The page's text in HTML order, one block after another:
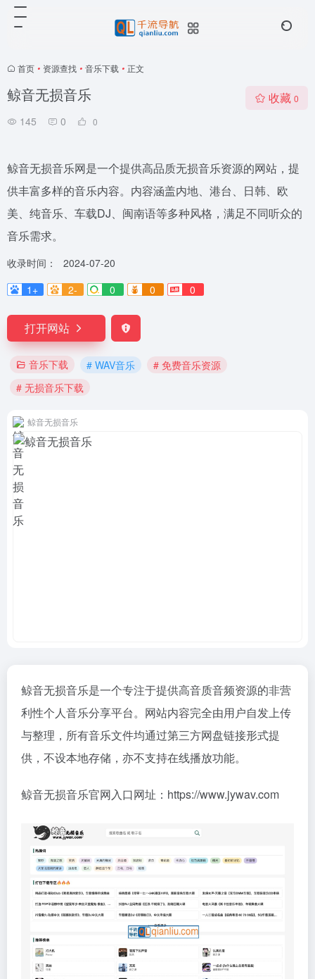
首页 • 资源查找 • 音乐下载 • 正文
鲸音无损音乐
145 0 0
收藏 0
鲸音无损音乐网是一个提供高品质无损音乐资源的网站，提
供丰富多样的音乐内容。内容涵盖内地、港台、日韩、欧
美、纯音乐、车载DJ、闽南语等多种风格，满足不同听众的
音乐需求。
收录时间：
2024-07-20
1+
2- 0 0 0
打开网站
音乐下载 # WAV音乐
# 免费音乐资源
# 无损音乐下载
鲸音无损音乐
鲸音无损音乐是一个专注于提供高音质音频资源的非营
利性个人音乐分享平台。网站内容完全由用户自发上传
与整理，所有音乐文件均通过第三方网盘链接形式提
供，不设本地存储，亦不支持在线播放功能。
鲸音无损音乐官网入口网址：https://www.jywav.com